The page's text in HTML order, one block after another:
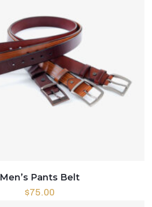
Men’s Pants Belt
$75.00